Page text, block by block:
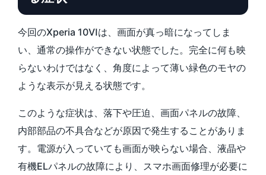
今回のXperia 10Ⅵは、画面が真っ暗になってしま
い、通常の操作ができない状態でした。完全に何も映
らないわけではなく、角度によって薄い緑色のモヤの
ような表示が見える状態です。
このような症状は、落下や圧迫、画面パネルの故障、
内部部品の不具合などが原因で発生することがありま
す。電源が入っていても画面が映らない場合、液晶や
有機ELパネルの故障により、スマホ画面修理が必要に